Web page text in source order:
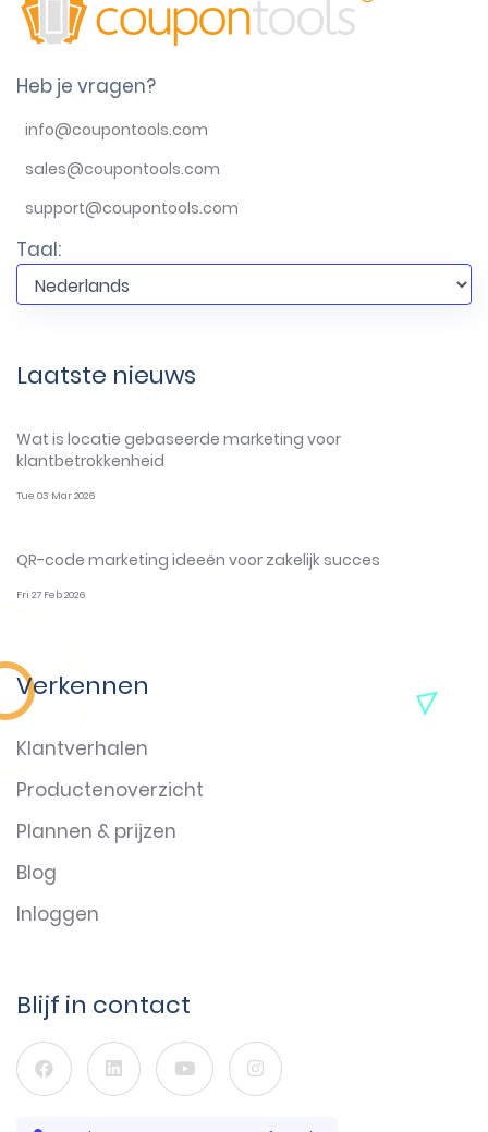
Heb je vragen?
info@coupontools.com
sales@coupontools.com
support@coupontools.com
Taal:
Laatste nieuws
Wat is locatie gebaseerde marketing voor
klantbetrokkenheid
Tue 03 Mar 2026
QR-code marketing ideeën voor zakelijk succes
Fri 27 Feb 2026
Verkennen
Klantverhalen
Productenoverzicht
Plannen & prijzen
Blog
Inloggen
Blijf in contact